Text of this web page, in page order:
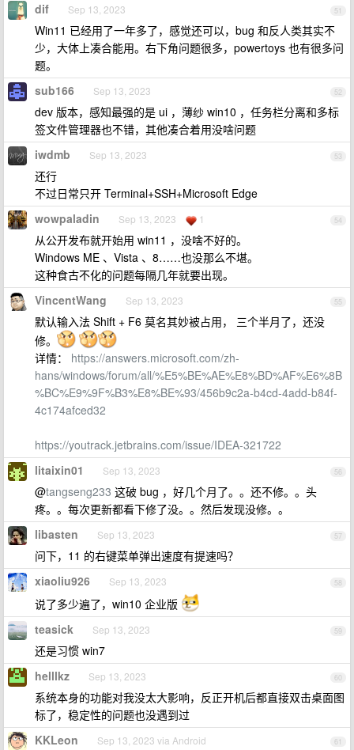
51
dif Sep 13, 2023
Win11 已经用了一年多了，感觉还可以，bug 和反人类其实不
少，大体上凑合能用。右下角问题很多，powertoys 也有很多问
题。
52
sub166 Sep 13, 2023
dev 版本，感知最强的是 ui ，薄纱 win10 ，任务栏分离和多标
签文件管理器也不错，其他凑合着用没啥问题
53
iwdmb Sep 13, 2023
还行
不过日常只开 Terminal+SSH+Microsoft Edge
54
wowpaladin Sep 13, 2023 1
从公开发布就开始用 win11 ，没啥不好的。
Windows ME 、Vista 、8……也没那么不堪。
这种食古不化的问题每隔几年就要出现。
55
VincentWang Sep 13, 2023
默认输入法 Shift + F6 莫名其妙被占用， 三个半月了，还没
修。
详情： https://answers.microsoft.com/zh-
hans/windows/forum/all/%E5%BE%AE%E8%BD%AF%E6%8B
%BC%E9%9F%B3%E8%BE%93/456b9c2a-b4cd-4add-b84f-
4c174afced32
https://youtrack.jetbrains.com/issue/IDEA-321722
56
litaixin01 Sep 13, 2023
@tangseng233 这破 bug ，好几个月了。。还不修。。头
疼。。每次更新都看下修了没。。然后发现没修。。
57
libasten Sep 13, 2023
问下，11 的右键菜单弹出速度有提速吗？
58
xiaoliu926 Sep 13, 2023
说了多少遍了，win10 企业版
59
teasick Sep 13, 2023
还是习惯 win7
60
helllkz Sep 13, 2023
系统本身的功能对我没太大影响，反正开机后都直接双击桌面图
标了，稳定性的问题也没遇到过
61
KKLeon Sep 13, 2023 via Android